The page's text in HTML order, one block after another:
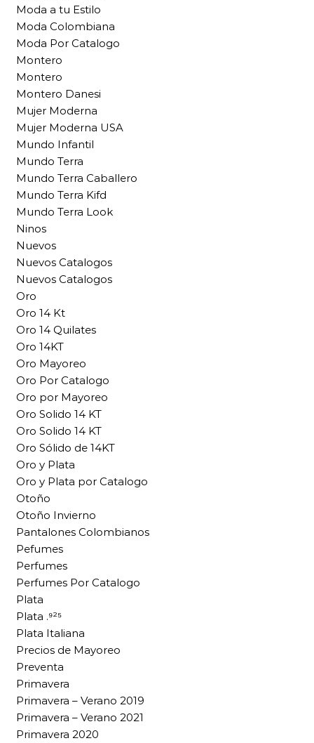
Moda a tu Estilo
Moda Colombiana
Moda Por Catalogo
Montero
Montero
Montero Danesi
Mujer Moderna
Mujer Moderna USA
Mundo Infantil
Mundo Terra
Mundo Terra Caballero
Mundo Terra Kifd
Mundo Terra Look
Ninos
Nuevos
Nuevos Catalogos
Nuevos Catalogos
Oro
Oro 14 Kt
Oro 14 Quilates
Oro 14KT
Oro Mayoreo
Oro Por Catalogo
Oro por Mayoreo
Oro Solido 14 KT
Oro Solido 14 KT
Oro Sólido de 14KT
Oro y Plata
Oro y Plata por Catalogo
Otoño
Otoño Invierno
Pantalones Colombianos
Pefumes
Perfumes
Perfumes Por Catalogo
Plata
Plata .⁹²⁵
Plata Italiana
Precios de Mayoreo
Preventa
Primavera
Primavera – Verano 2019
Primavera – Verano 2021
Primavera 2020